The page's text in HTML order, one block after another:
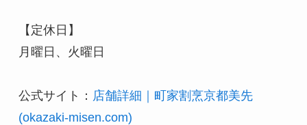
【定休日】
月曜日、火曜日
公式サイト： 店舗詳細｜町家割烹京都美先
(okazaki-misen.com)